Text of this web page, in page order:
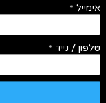
אימייל *
טלפון / נייד *